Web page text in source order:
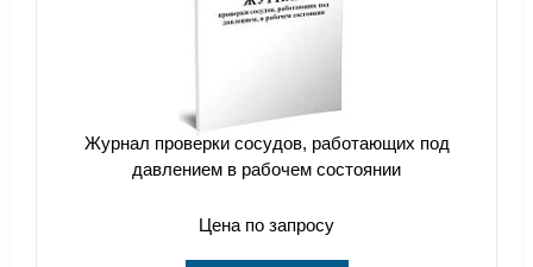
Журнал проверки сосудов, работающих под
давлением в рабочем состоянии
Цена по запросу